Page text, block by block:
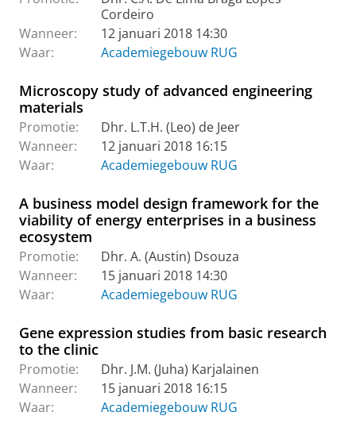
Cordeiro
Wanneer:
12 januari 2018 14:30
Waar:
Academiegebouw RUG
Microscopy study of advanced engineering
materials
Promotie:
Dhr. L.T.H. (Leo) de Jeer
Wanneer:
12 januari 2018 16:15
Waar:
Academiegebouw RUG
A business model design framework for the
viability of energy enterprises in a business
ecosystem
Promotie:
Dhr. A. (Austin) Dsouza
Wanneer:
15 januari 2018 14:30
Waar:
Academiegebouw RUG
Gene expression studies from basic research
to the clinic
Promotie:
Dhr. J.M. (Juha) Karjalainen
Wanneer:
15 januari 2018 16:15
Waar:
Academiegebouw RUG